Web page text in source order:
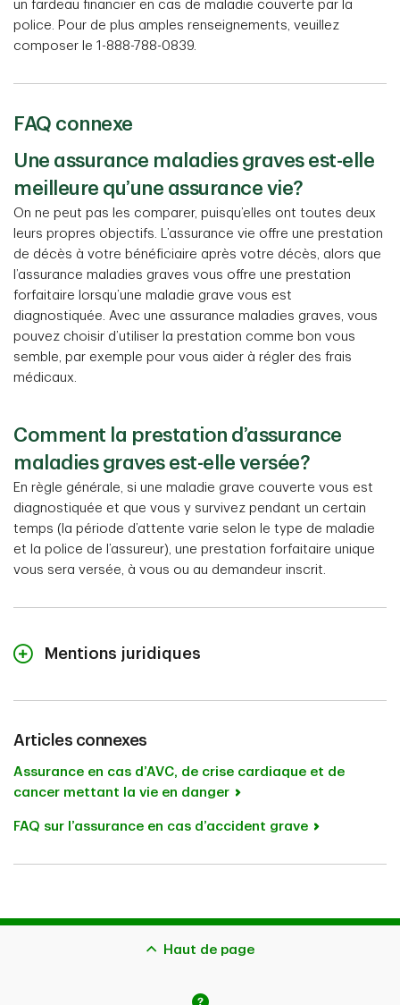
un fardeau financier en cas de maladie couverte par la
police. Pour de plus amples renseignements, veuillez
composer le 1-888-788-0839.
FAQ connexe
Une assurance maladies graves est-elle
meilleure qu’une assurance vie?
On ne peut pas les comparer, puisqu’elles ont toutes deux
leurs propres objectifs. L’assurance vie offre une prestation
de décès à votre bénéficiaire après votre décès, alors que
l’assurance maladies graves vous offre une prestation
forfaitaire lorsqu’une maladie grave vous est
diagnostiquée. Avec une assurance maladies graves, vous
pouvez choisir d’utiliser la prestation comme bon vous
semble, par exemple pour vous aider à régler des frais
médicaux.
Comment la prestation d’assurance
maladies graves est-elle versée?
En règle générale, si une maladie grave couverte vous est
diagnostiquée et que vous y survivez pendant un certain
temps (la période d’attente varie selon le type de maladie
et la police de l’assureur), une prestation forfaitaire unique
vous sera versée, à vous ou au demandeur inscrit.
Mentions juridiques
assureurs. Ainsi, il est bon de vérifier avec votre
offert par TD, Compagnie d’assurance-vie. Pour la
définition des termes, les limites et les exclusions,
consultez la police d’assurance.
conseiller en assurance de votre situation précise. Les
peuvent changer sans préavis.
Articles connexes
Assurance en cas d’AVC, de crise cardiaque et de
cancer mettant la vie en danger
FAQ sur l’assurance en cas d’accident grave
Haut de page